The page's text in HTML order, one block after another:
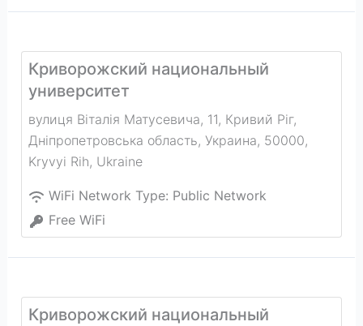
Криворожский национальный
университет
вулиця Віталія Матусевича, 11, Кривий Ріг,
Дніпропетровська область, Украина, 50000,
Kryvyi Rih, Ukraine
WiFi Network Type: Public Network
Free WiFi
Криворожский национальный